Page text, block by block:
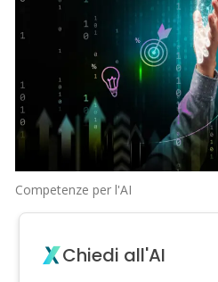
Competenze per l'AI
Chiedi all'AI